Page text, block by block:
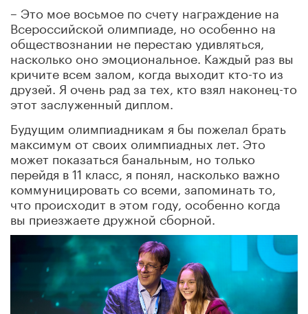
– Это мое восьмое по счету награждение на
Всероссийской олимпиаде, но особенно на
обществознании не перестаю удивляться,
насколько оно эмоциональное. Каждый раз вы
кричите всем залом, когда выходит кто-то из
друзей. Я очень рад за тех, кто взял наконец-то
этот заслуженный диплом.
Будущим олимпиадникам я бы пожелал брать
максимум от своих олимпиадных лет. Это
может показаться банальным, но только
перейдя в 11 класс, я понял, насколько важно
коммуницировать со всеми, запоминать то,
что происходит в этом году, особенно когда
вы приезжаете дружной сборной.